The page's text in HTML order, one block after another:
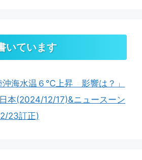
いています
沖海水温６℃上昇 影響は？」
本(2024/12/17)&ニュースーン
23訂正)